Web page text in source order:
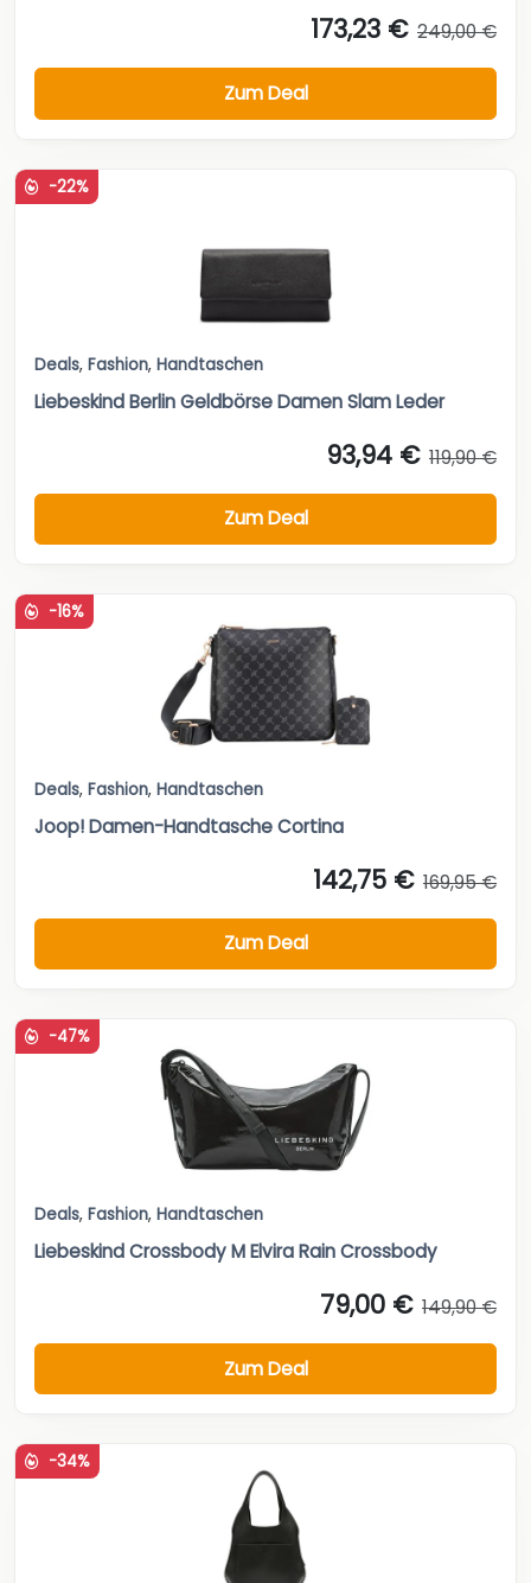
173,23 € 249,00 €
Zum Deal
-22%
Deals, Fashion, Handtaschen
Liebeskind Berlin Geldbörse Damen Slam Leder
93,94 € 119,90 €
Zum Deal
-16%
Deals, Fashion, Handtaschen
Joop! Damen-Handtasche Cortina
142,75 € 169,95 €
Zum Deal
-47%
Deals, Fashion, Handtaschen
Liebeskind Crossbody M Elvira Rain Crossbody
79,00 € 149,90 €
Zum Deal
-34%